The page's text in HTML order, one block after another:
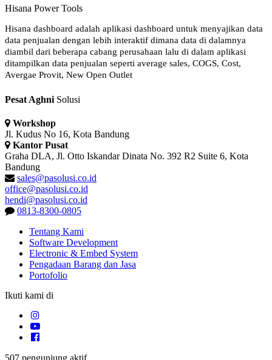
Hisana Power Tools
Hisana dashboard adalah aplikasi dashboard untuk menyajikan data
data penjualan dengan lebih interaktif dimana data di dalamnya
diambil dari beberapa cabang perusahaan lalu di dalam aplikasi
ditampilkan data penjualan seperti average sales, COGS, Cost,
Avergae Provit, New Open Outlet
Pesat Aghni Solusi
Workshop
Jl. Kudus No 16, Kota Bandung
Kantor Pusat
Graha DLA, Jl. Otto Iskandar Dinata No. 392 R2 Suite 6, Kota
Bandung
sales@pasolusi.co.id
office@pasolusi.co.id
hendi@pasolusi.co.id
0813-8300-0805
Tentang Kami
Software Development
Electronic & Embed System
Pengadaan Barang dan Jasa
Portofolio
Ikuti kami di